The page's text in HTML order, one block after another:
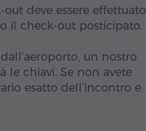
deve essere effettuato
il check-out posticipato.
un nostro
le chiavi. Se non avete
esatto dell'incontro e